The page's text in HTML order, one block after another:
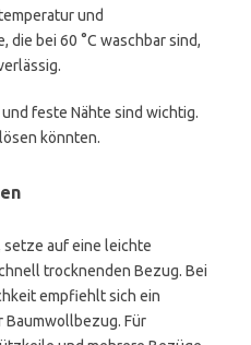
und
die bei 60 °C waschbar sind,
feste Nähte sind wichtig.
könnten.
auf eine leichte
trocknenden Bezug. Bei
empfiehlt sich ein
Für